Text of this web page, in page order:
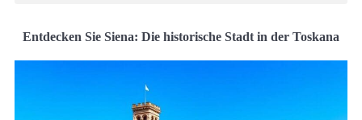
Entdecken Sie Siena: Die historische Stadt in der Toskana